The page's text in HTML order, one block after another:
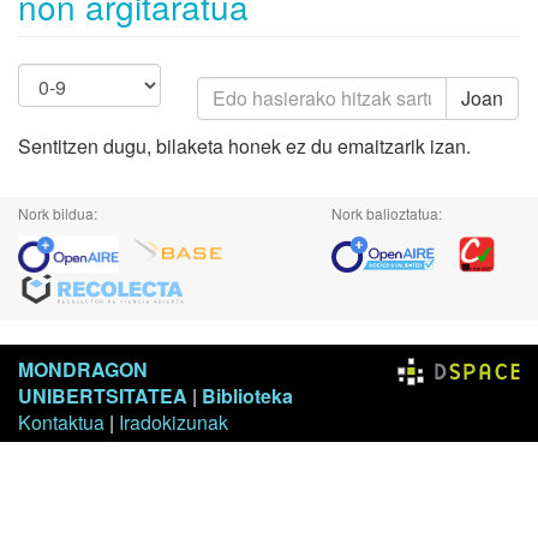
Joan
Sentitzen dugu, bilaketa honek ez du emaitzarik izan.
Nork bildua: Nork balioztatua:
MONDRAGON
UNIBERTSITATEA | Biblioteka
Kontaktua | Iradokizunak